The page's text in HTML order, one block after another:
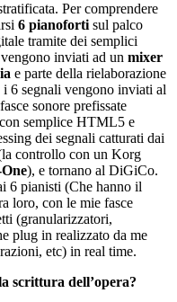
Per comprendere
6 pianoforti sul palco
tramite dei semplici
inviati ad un mixer
e parte della rielaborazione
i 6 segnali vengono inviati al
sonore prefissate
semplice HTML5 e
dei segnali catturati dai
controllo con un Korg
), e tornano al DiGiCo.
6 pianisti (Che hanno il
loro, con le mie fasce
(granularizzatori,
plug in realizzato da me
etc) in real time.
scrittura dell’opera?